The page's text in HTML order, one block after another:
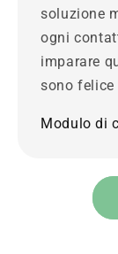
soluzione
ogni
imparare
sono felice
Modulo di